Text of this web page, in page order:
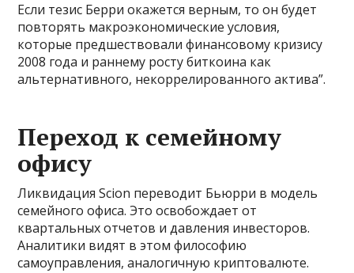
Если тезис Берри окажется верным, то он будет
повторять макроэкономические условия,
которые предшествовали финансовому кризису
2008 года и раннему росту биткоина как
альтернативного, некоррелированного актива”.
Переход к семейному
офису
Ликвидация Scion переводит Бьюрри в модель
семейного офиса. Это освобождает от
квартальных отчетов и давления инвесторов.
Аналитики видят в этом философию
самоуправления, аналогичную криптовалюте.